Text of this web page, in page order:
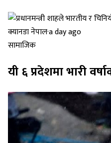
क्यानडा नेपाल·a day ago
सामाजिक
यी ६ प्रदेशमा भारी